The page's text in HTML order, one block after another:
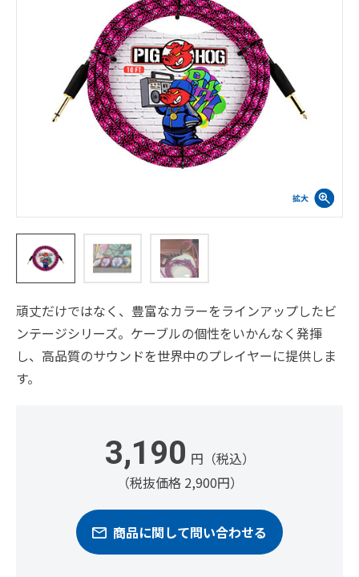
頑丈だけではなく、豊富なカラーをラインアップしたビ
ンテージシリーズ。ケーブルの個性をいかんなく発揮
し、高品質のサウンドを世界中のプレイヤーに提供しま
す。
3,190 円（税込）
（税抜価格 2,900円）
商品に関して問い合わせる